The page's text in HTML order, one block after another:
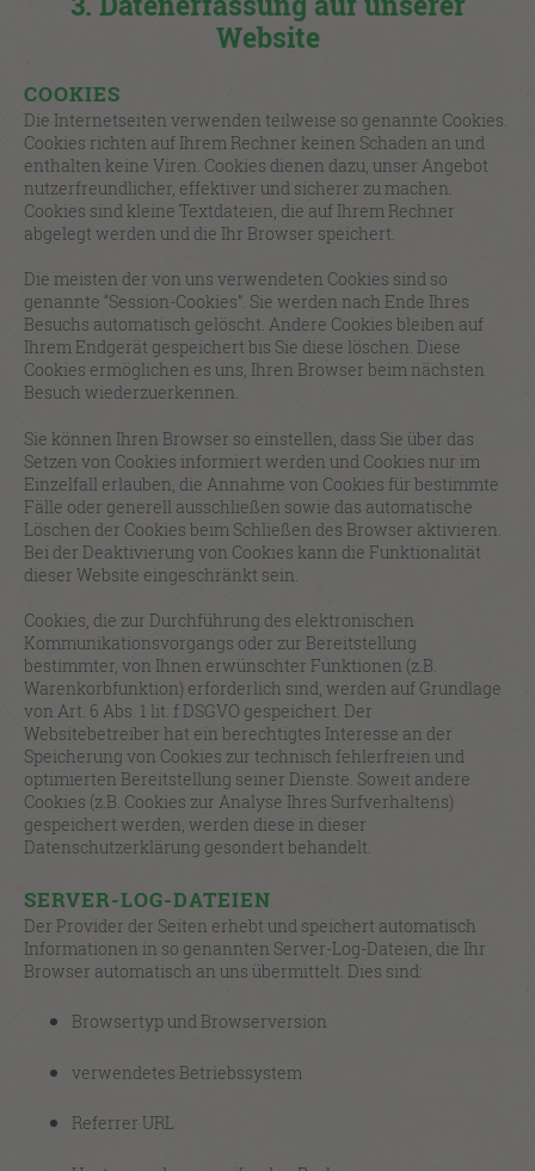
Website
COOKIES
Die Internetseiten verwenden teilweise so genannte Cookies.
Cookies richten auf Ihrem Rechner keinen Schaden an und
enthalten keine Viren. Cookies dienen dazu, unser Angebot
nutzerfreundlicher, effektiver und sicherer zu machen.
Cookies sind kleine Textdateien, die auf Ihrem Rechner
abgelegt werden und die Ihr Browser speichert.
Die meisten der von uns verwendeten Cookies sind so
genannte “Session-Cookies”. Sie werden nach Ende Ihres
Besuchs automatisch gelöscht. Andere Cookies bleiben auf
Ihrem Endgerät gespeichert bis Sie diese löschen. Diese
Cookies ermöglichen es uns, Ihren Browser beim nächsten
Besuch wiederzuerkennen.
Sie können Ihren Browser so einstellen, dass Sie über das
Setzen von Cookies informiert werden und Cookies nur im
Einzelfall erlauben, die Annahme von Cookies für bestimmte
Fälle oder generell ausschließen sowie das automatische
Löschen der Cookies beim Schließen des Browser aktivieren.
Bei der Deaktivierung von Cookies kann die Funktionalität
dieser Website eingeschränkt sein.
Cookies, die zur Durchführung des elektronischen
Kommunikationsvorgangs oder zur Bereitstellung
bestimmter, von Ihnen erwünschter Funktionen (z.B.
Warenkorbfunktion) erforderlich sind, werden auf Grundlage
von Art. 6 Abs. 1 lit. f DSGVO gespeichert. Der
Websitebetreiber hat ein berechtigtes Interesse an der
Speicherung von Cookies zur technisch fehlerfreien und
optimierten Bereitstellung seiner Dienste. Soweit andere
Cookies (z.B. Cookies zur Analyse Ihres Surfverhaltens)
gespeichert werden, werden diese in dieser
Datenschutzerklärung gesondert behandelt.
SERVER-LOG-DATEIEN
Der Provider der Seiten erhebt und speichert automatisch
Informationen in so genannten Server-Log-Dateien, die Ihr
Browser automatisch an uns übermittelt. Dies sind:
Browsertyp und Browserversion
verwendetes Betriebssystem
Referrer URL